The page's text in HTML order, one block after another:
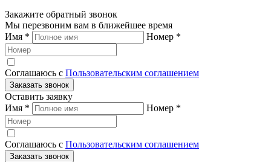
Закажите обратный звонок
Мы перезвоним вам в ближейшее время
Имя * Номер *
Соглашаюсь с Пользовательским соглашением
Заказать звонок
Оставить заявку
Имя * Номер *
Соглашаюсь с Пользовательским соглашением
Заказать звонок